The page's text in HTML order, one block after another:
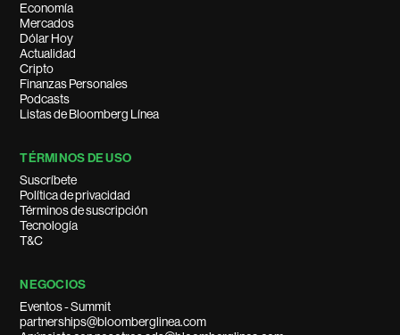
Economía
Mercados
Dólar Hoy
Actualidad
Cripto
Finanzas Personales
Podcasts
Listas de Bloomberg Línea
TÉRMINOS DE USO
Suscríbete
Política de privacidad
Términos de suscripción
Tecnología
T&C
NEGOCIOS
Eventos - Summit
partnerships@bloomberglinea.com